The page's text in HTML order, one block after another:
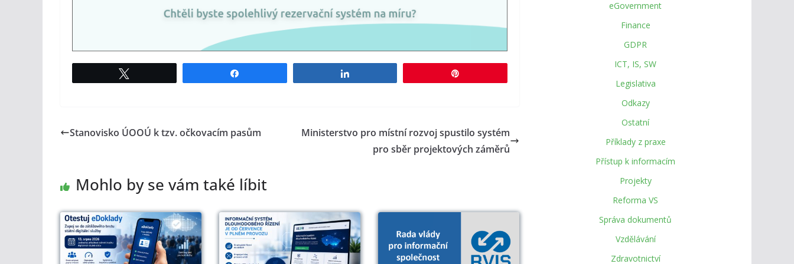
Stanovisko ÚOOÚ k tzv. očkovacím pasům
Ministerstvo pro místní rozvoj spustilo systém
pro sběr projektových záměrů
Mohlo by se vám také líbit
eGovernment
Finance
GDPR
ICT, IS, SW
Legislativa
Odkazy
Ostatní
Příklady z praxe
Přístup k informacím
Projekty
Reforma VS
Správa dokumentů
Vzdělávání
Zdravotnictví